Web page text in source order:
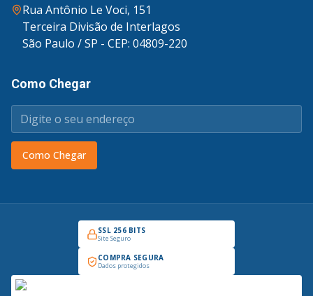
Rua Antônio Le Voci, 151
Terceira Divisão de Interlagos
São Paulo / SP - CEP: 04809-220
Como Chegar
Como Chegar
SSL 256 BITS
Site Seguro
COMPRA SEGURA
Dados protegidos